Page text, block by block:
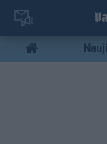
Pereiti
pagrindinį
turinį
Mobile
menu
Nauji